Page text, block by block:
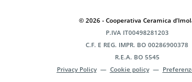
© 2026 - Cooperativa Ceramica
P.IVA IT00498281203
C.F. E REG. IMPR. BO 00286900378
R.E.A. BO 5545
Privacy Policy— Cookie policy—